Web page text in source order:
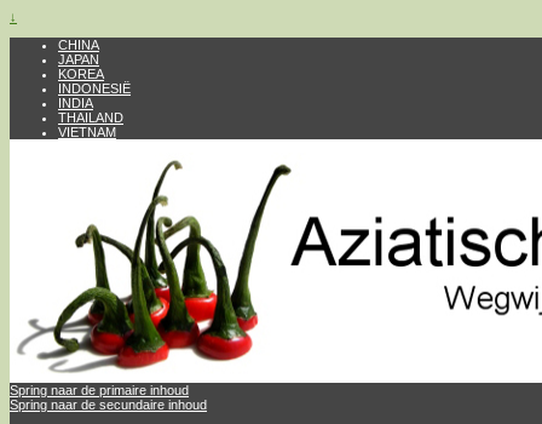
↓
CHINA
JAPAN
KOREA
INDONESIË
INDIA
THAILAND
VIETNAM
Spring naar de primaire inhoud
Spring naar de secundaire inhoud